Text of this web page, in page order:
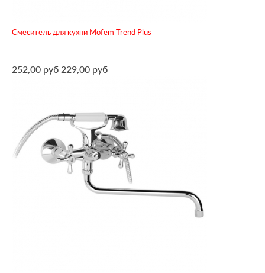
Смеситель для кухни Mofem Trend Plus
252,00 руб 229,00 руб